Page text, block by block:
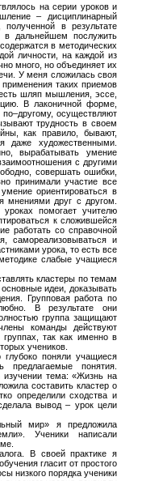
на серии уроков и
– дисциплинарный
в результате
дальнейшем послужить
в методических
личности, на каждой из
много, но объединяет их
У меня сложилась своя
таких приемов
шляп мышления, эссе,
В лаконичной форме,
осуществляют
трудность в своем
как правило, бывают,
даже художественными.
вырабатывать умение
с другими
совершать ошибки,
принимали участие все
ориентироваться в
мнениями друг с другом.
помогает учителю
к сложившейся
работать со справочной
самореализовываться и
урока, то есть все
слабые учащиеся
кластеры по темам
идеи, доказывать
Групповая работа по
В результате они
группа защищают
команды действуют
так как именно в
учеников.
поняли учащиеся
предлагаемые понятия.
тема: «Жизнь на
составить кластер о
определили сходства и
вывод – урок цели
мир» я предложила
Ученики написали
В своей практике я
гласит от простого
низкого порядка ученики